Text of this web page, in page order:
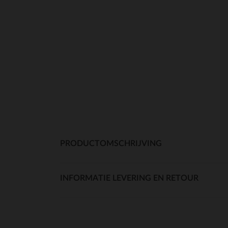
PRODUCTOMSCHRIJVING
INFORMATIE LEVERING EN RETOUR